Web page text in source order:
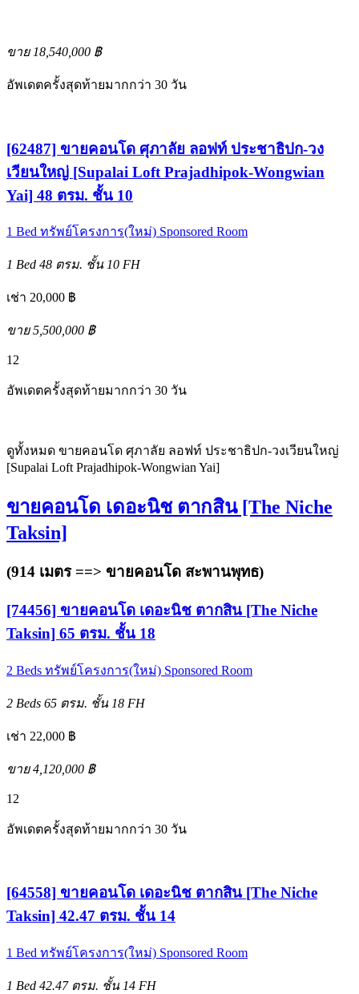
ขาย 18,540,000 ฿
อัพเดตครั้งสุดท้ายมากกว่า 30 วัน
[62487] ขายคอนโด ศุภาลัย ลอฟท์ ประชาธิปก-วง
เวียนใหญ่ [Supalai Loft Prajadhipok-Wongwian
Yai] 48 ตรม. ชั้น 10
1 Bed ทรัพย์โครงการ(ใหม่) Sponsored Room
1 Bed 48 ตรม. ชั้น 10 FH
เช่า 20,000 ฿
ขาย 5,500,000 ฿
12
อัพเดตครั้งสุดท้ายมากกว่า 30 วัน
ดูทั้งหมด ขายคอนโด ศุภาลัย ลอฟท์ ประชาธิปก-วงเวียนใหญ่
[Supalai Loft Prajadhipok-Wongwian Yai]
ขายคอนโด เดอะนิช ตากสิน [The Niche
Taksin]
(914 เมตร ==> ขายคอนโด สะพานพุทธ)
[74456] ขายคอนโด เดอะนิช ตากสิน [The Niche
Taksin] 65 ตรม. ชั้น 18
2 Beds ทรัพย์โครงการ(ใหม่) Sponsored Room
2 Beds 65 ตรม. ชั้น 18 FH
เช่า 22,000 ฿
ขาย 4,120,000 ฿
12
อัพเดตครั้งสุดท้ายมากกว่า 30 วัน
[64558] ขายคอนโด เดอะนิช ตากสิน [The Niche
Taksin] 42.47 ตรม. ชั้น 14
1 Bed ทรัพย์โครงการ(ใหม่) Sponsored Room
1 Bed 42.47 ตรม. ชั้น 14 FH